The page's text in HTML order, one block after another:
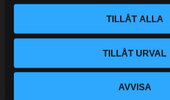
TILLÅT ALLA
TILLÅT URVAL
AVVISA
E-post:info@streetperformance.se